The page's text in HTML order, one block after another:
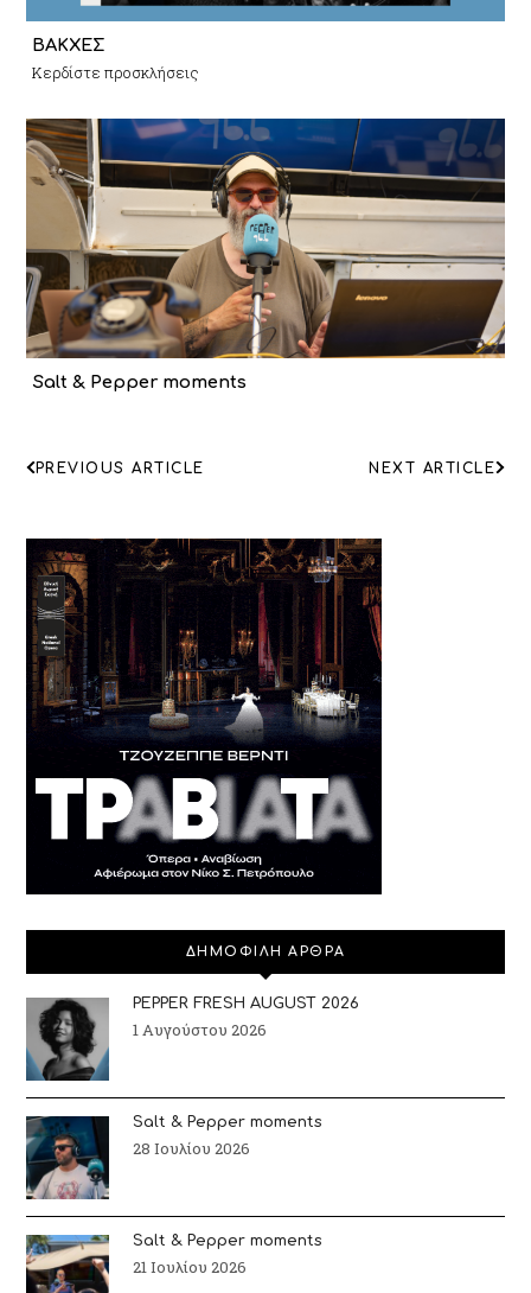
ΒΑΚΧΕΣ
Κερδίστε προσκλήσεις
Salt & Pepper moments
ΠΛΟΗΓΗΣΗ
NEXT ARTICLE
PREVIOUS ARTICLE
ΔΗΜΟΦΙΛΗ ΑΡΘΡΑ
PEPPER FRESH AUGUST 2026
1 Αυγούστου 2026
Salt & Pepper moments
28 Ιουλίου 2026
Salt & Pepper moments
21 Ιουλίου 2026